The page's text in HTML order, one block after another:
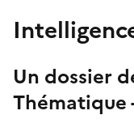
Un dossier
Thématique